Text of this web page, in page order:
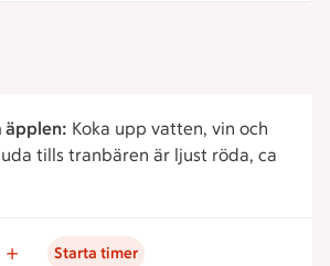
äpplen: Koka upp vatten, vin och
tills tranbären är ljust röda, ca
Starta timer